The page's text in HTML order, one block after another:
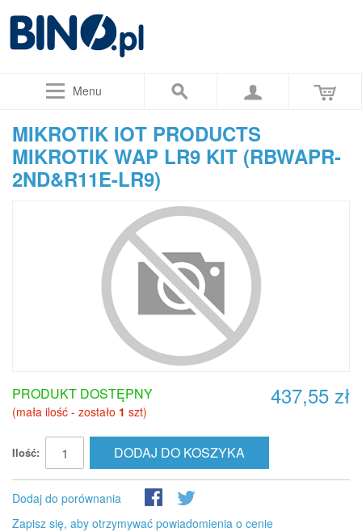
Menu
MIKROTIK IOT PRODUCTS
MIKROTIK WAP LR9 KIT (RBWAPR-
2ND&R11E-LR9)
437,55 zł
PRODUKT DOSTĘPNY
(mała ilość - zostało 1 szt)
Ilość: DODAJ DO KOSZYKA
Dodaj do porównania
Zapisz się, aby otrzymywać powiadomienia o cenie